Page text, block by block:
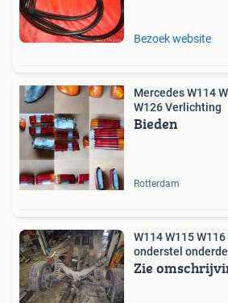
Bezoek website
Mercedes W114
W126 Verlichting
Bieden
Rotterdam
W114 W115
onderstel
Zie